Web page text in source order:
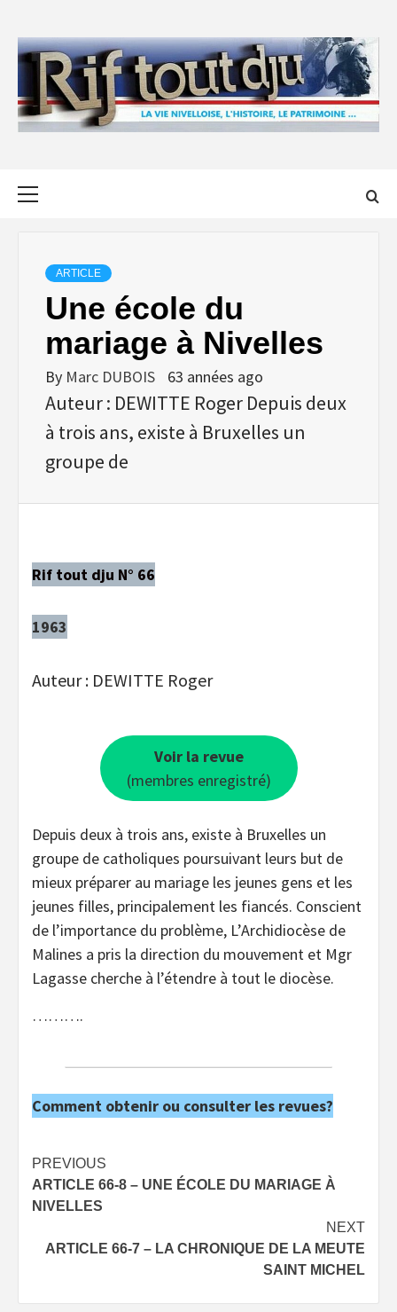
content
ARTICLE
Une école du
mariage à Nivelles
By Marc DUBOIS 63 années ago
Auteur : DEWITTE Roger Depuis deux
à trois ans, existe à Bruxelles un
groupe de
Rif tout dju N° 66
1963
Auteur : DEWITTE Roger
Voir la revue
(membres enregistré)
Depuis deux à trois ans, existe à Bruxelles un
groupe de catholiques poursuivant leurs but de
mieux préparer au mariage les jeunes gens et les
jeunes filles, principalement les fiancés. Conscient
de l’importance du problème, L’Archidiocèse de
Malines a pris la direction du mouvement et Mgr
Lagasse cherche à l’étendre à tout le diocèse.
……….
Comment obtenir ou consulter les revues?
Post
navigation
PREVIOUS
ARTICLE 66-8 – UNE ÉCOLE DU MARIAGE À
NIVELLES
NEXT
ARTICLE 66-7 – LA CHRONIQUE DE LA MEUTE
SAINT MICHEL